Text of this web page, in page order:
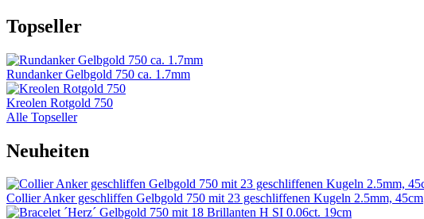
Topseller
Rundanker Gelbgold 750 ca. 1.7mm
Kreolen Rotgold 750
Alle Topseller
Neuheiten
Collier Anker geschliffen Gelbgold 750 mit 23 geschliffenen Kugeln 2.5mm, 45cm